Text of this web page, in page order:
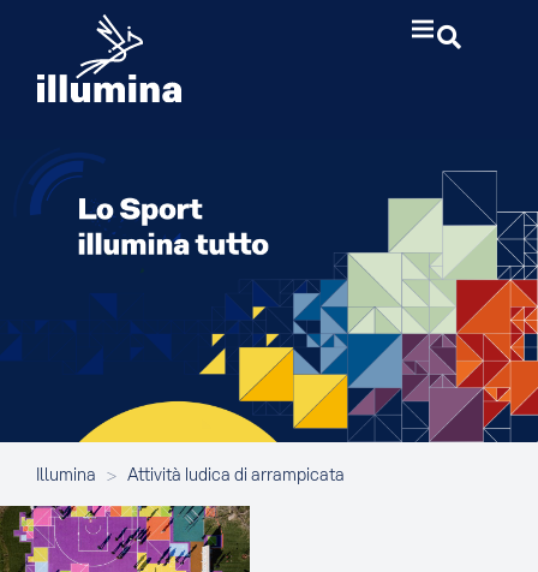
Illumina > Attività ludica di arrampicata